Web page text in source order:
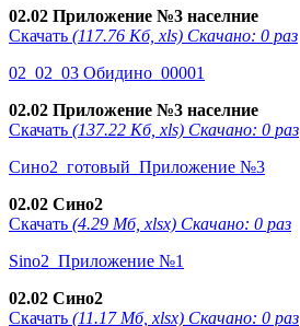
02.02 Приложение №3 населние
Скачать (117.76 Кб, xls) Скачано: 0 раз
02_02_03 Обидино_00001
02.02 Приложение №3 населние
Скачать (137.22 Кб, xls) Скачано: 0 раз
Сино2_готовый_Приложение №3
02.02 Сино2
Скачать (4.29 Мб, xlsx) Скачано: 0 раз
Sino2_Приложение №1
02.02 Сино2
Скачать (11.17 Мб, xlsx) Скачано: 0 раз